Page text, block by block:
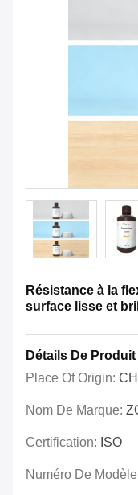
Résistance à la
surface lisse et
Détails De Produit
Place Of Origin:
Nom De Marque:
Certification: ISO
Numéro De